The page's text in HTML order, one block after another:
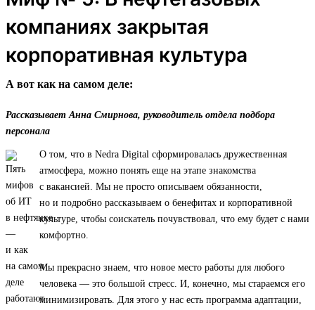
компаниях закрытая
корпоративная культура
А вот как на самом деле:
Рассказывает Анна Смирнова, руководитель отдела подбора
персонала
О том, что в Nedra Digital сформировалась дружественная
атмосфера, можно понять еще на этапе знакомства
с вакансией. Мы не просто описываем обязанности,
но и подробно рассказываем о бенефитах и корпоративной
культуре, чтобы соискатель почувствовал, что ему будет с нами
комфортно.
Мы прекрасно знаем, что новое место работы для любого
человека — это большой стресс. И, конечно, мы стараемся его
минимизировать. Для этого у нас есть программа адаптации,